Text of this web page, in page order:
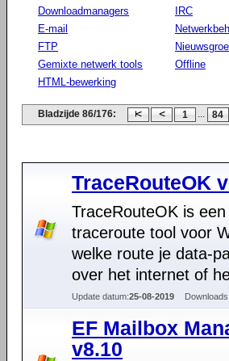
Downloadmanagers
E-mail
FTP
Gemixte netwerk tools
HTML-bewerking
IRC
Offline
Bladzijde 86/176: 1 ... 84
TraceRouteOK
TraceRouteOK is
traceroute tool voor
welke route je data-
over het internet of
Update datum:25-08-2019 Downloads
EF Mailbox
v8.10